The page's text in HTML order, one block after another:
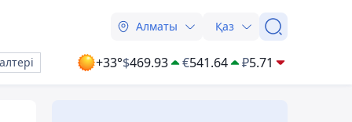
Алматы Қаз
+33°$469.93 €541.64 ₽5.71